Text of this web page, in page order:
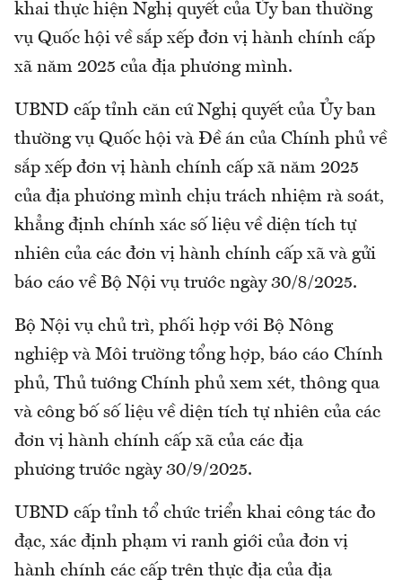
khai thực hiện Nghị quyết của Ủy ban thường
vụ Quốc hội về sắp xếp đơn vị hành chính cấp
xã năm 2025 của địa phương mình.
UBND cấp tỉnh căn cứ Nghị quyết của Ủy ban
thường vụ Quốc hội và Đề án của Chính phủ về
sắp xếp đơn vị hành chính cấp xã năm 2025
của địa phương mình chịu trách nhiệm rà soát,
khẳng định chính xác số liệu về diện tích tự
nhiên của các đơn vị hành chính cấp xã và gửi
báo cáo về Bộ Nội vụ trước ngày 30/8/2025.
Bộ Nội vụ chủ trì, phối hợp với Bộ Nông
nghiệp và Môi trường tổng hợp, báo cáo Chính
phủ, Thủ tướng Chính phủ xem xét, thông qua
và công bố số liệu về diện tích tự nhiên của các
đơn vị hành chính cấp xã của các địa
phương trước ngày 30/9/2025.
UBND cấp tỉnh tổ chức triển khai công tác đo
đạc, xác định phạm vi ranh giới của đơn vị
hành chính các cấp trên thực địa của địa